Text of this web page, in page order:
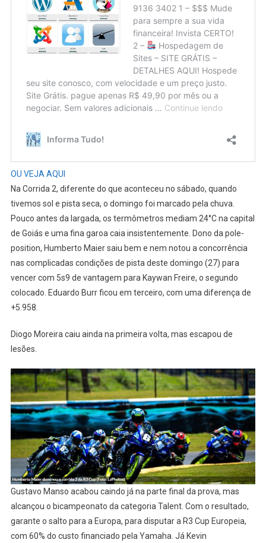
OU VEJA AQUI
Na Corrida 2, diferente do que aconteceu no sábado, quando
tivemos sol e pista seca, o domingo foi marcado pela chuva.
Pouco antes da largada, os termômetros mediam 24°C na capital
de Goiás e uma fina garoa caia insistentemente. Dono da pole-
position, Humberto Maier saiu bem e nem notou a concorrência
nas complicadas condições de pista deste domingo (27) para
vencer com 5s9 de vantagem para Kaywan Freire, o segundo
colocado. Eduardo Burr ficou em terceiro, com uma diferença de
+5.958.
Diogo Moreira caiu ainda na primeira volta, mas escapou de
lesões.
Gustavo Manso acabou caindo já na parte final da prova, mas
alcançou o bicampeonato da categoria Talent. Com o resultado,
garante o salto para a Europa, para disputar a R3 Cup Europeia,
com 60% do custo financiado pela Yamaha. Já Kevin